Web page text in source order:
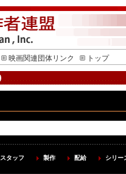
映画関連団体リンク トップ
スタッフ 製作 配給 シリー